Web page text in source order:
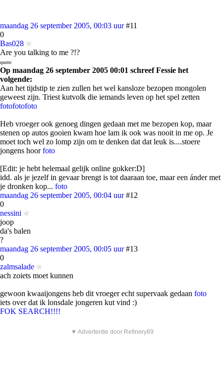
maandag 26 september 2005, 00:03 uur #11
0
Bas028
Are you talking to me ?!?
quote:
Op maandag 26 september 2005 00:01 schreef Fessie het
volgende:
Aan het tijdstip te zien zullen het wel kansloze bezopen mongolen
geweest zijn. Triest kutvolk die iemands leven op het spel zetten
fotofotofoto
Heb vroeger ook genoeg dingen gedaan met me bezopen kop, maar
stenen op autos gooien kwam hoe lam ik ook was nooit in me op. Je
moet toch wel zo lomp zijn om te denken dat dat leuk is....stoere
jongens hoorfoto
[Edit: je hebt helemaal gelijk online gokker:D]
idd. als je jezelf in gevaar brengt is tot daaraan toe, maar een ánder met
je dronken kop... foto
maandag 26 september 2005, 00:04 uur #12
0
nessini
joop
da's balen
?
maandag 26 september 2005, 00:05 uur #13
0
zalmsalade
ach zoiets moet kunnen
gewoon kwaaijongens heb dit vroeger echt supervaak gedaan foto
iets over dat ik lonsdale jongeren kut vind :)
FOK SEARCH!!!!
▼ Advertentie door Refinery89